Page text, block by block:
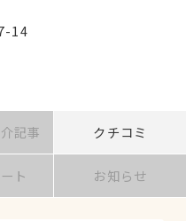
14
記事 クチコミ
ト お知らせ